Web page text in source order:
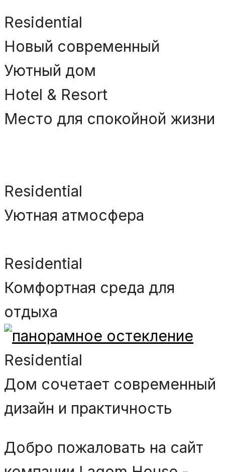
Residential
Новый современный
Уютный дом
Hotel & Resort
Место для спокойной жизни
Residential
Уютная атмосфера
Residential
Комфортная среда для
отдыха
Residential
Дом сочетает современный
дизайн и практичность
Добро пожаловать на сайт